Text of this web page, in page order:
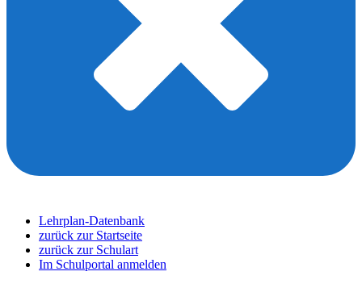
Lehrplan-Datenbank
zurück zur Startseite
zurück zur Schulart
Im Schulportal anmelden